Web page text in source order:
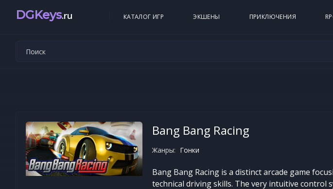
DGKeys.ru КАТАЛОГ ИГР ЭКШЕНЫ ПРИКЛЮЧЕНИЯ
Bang Bang Racing
Жанры: Гонки
Bang Bang Racing is a distinct arcade game
technical driving skills. The very intuitive control